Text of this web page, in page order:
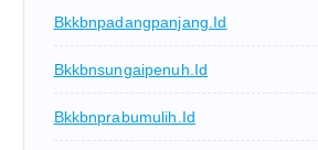
Bkkbnpadangpanjang.id
Bkkbnsungaipenuh.id
Bkkbnprabumulih.id